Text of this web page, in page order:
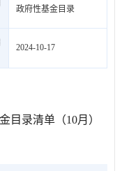
政府性基金目录
2024-10-17
目录清单（10月）